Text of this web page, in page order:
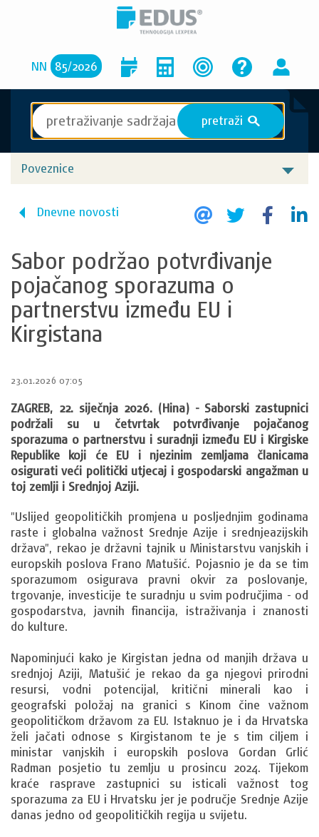
NN 85/2026
pretraži S
Poveznice
Dnevne novosti
Sabor podržao potvrđivanje
pojačanog sporazuma o
partnerstvu između EU i
Kirgistana
23.01.2026 07:05
ZAGREB, 22. siječnja 2026. (Hina) - Saborski zastupnici
podržali su u četvrtak potvrđivanje pojačanog
sporazuma o partnerstvu i suradnji između EU i Kirgiske
Republike koji će EU i njezinim zemljama članicama
osigurati veći politički utjecaj i gospodarski angažman u
toj zemlji i Srednjoj Aziji.
"Uslijed geopolitičkih promjena u posljednjim godinama
raste i globalna važnost Srednje Azije i srednjeazijskih
država", rekao je državni tajnik u Ministarstvu vanjskih i
europskih poslova Frano Matušić. Pojasnio je da se tim
sporazumom osigurava pravni okvir za poslovanje,
trgovanje, investicije te suradnju u svim područjima - od
gospodarstva, javnih financija, istraživanja i znanosti
do kulture.
Napominjući kako je Kirgistan jedna od manjih država u
srednjoj Aziji, Matušić je rekao da ga njegovi prirodni
resursi, vodni potencijal, kritični minerali kao i
geografski položaj na granici s Kinom čine važnom
geopolitičkom državom za EU. Istaknuo je i da Hrvatska
želi jačati odnose s Kirgistanom te je s tim ciljem i
ministar vanjskih i europskih poslova Gordan Grlić
Radman posjetio tu zemlju u prosincu 2024. Tijekom
kraće rasprave zastupnici su isticali važnost tog
sporazuma za EU i Hrvatsku jer je područje Srednje Azije
danas jedno od geopolitičkih regija u svijetu.